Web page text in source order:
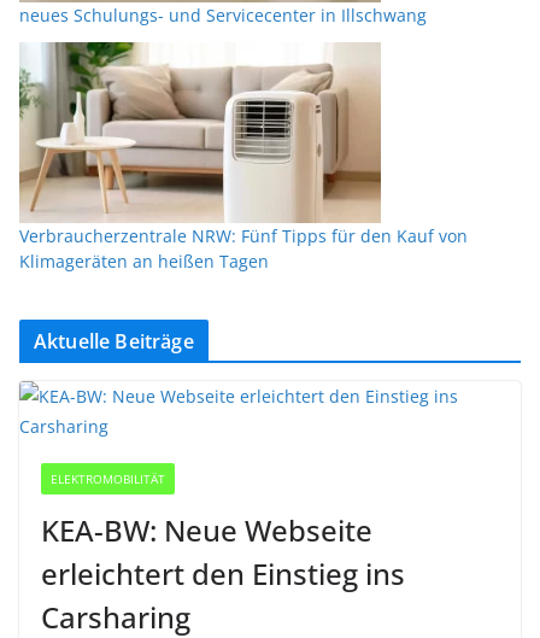
neues Schulungs- und Servicecenter in Illschwang
Verbraucherzentrale NRW: Fünf Tipps für den Kauf von
Klimageräten an heißen Tagen
Aktuelle Beiträge
ELEKTROMOBILITÄT
KEA-BW: Neue Webseite
erleichtert den Einstieg ins
Carsharing